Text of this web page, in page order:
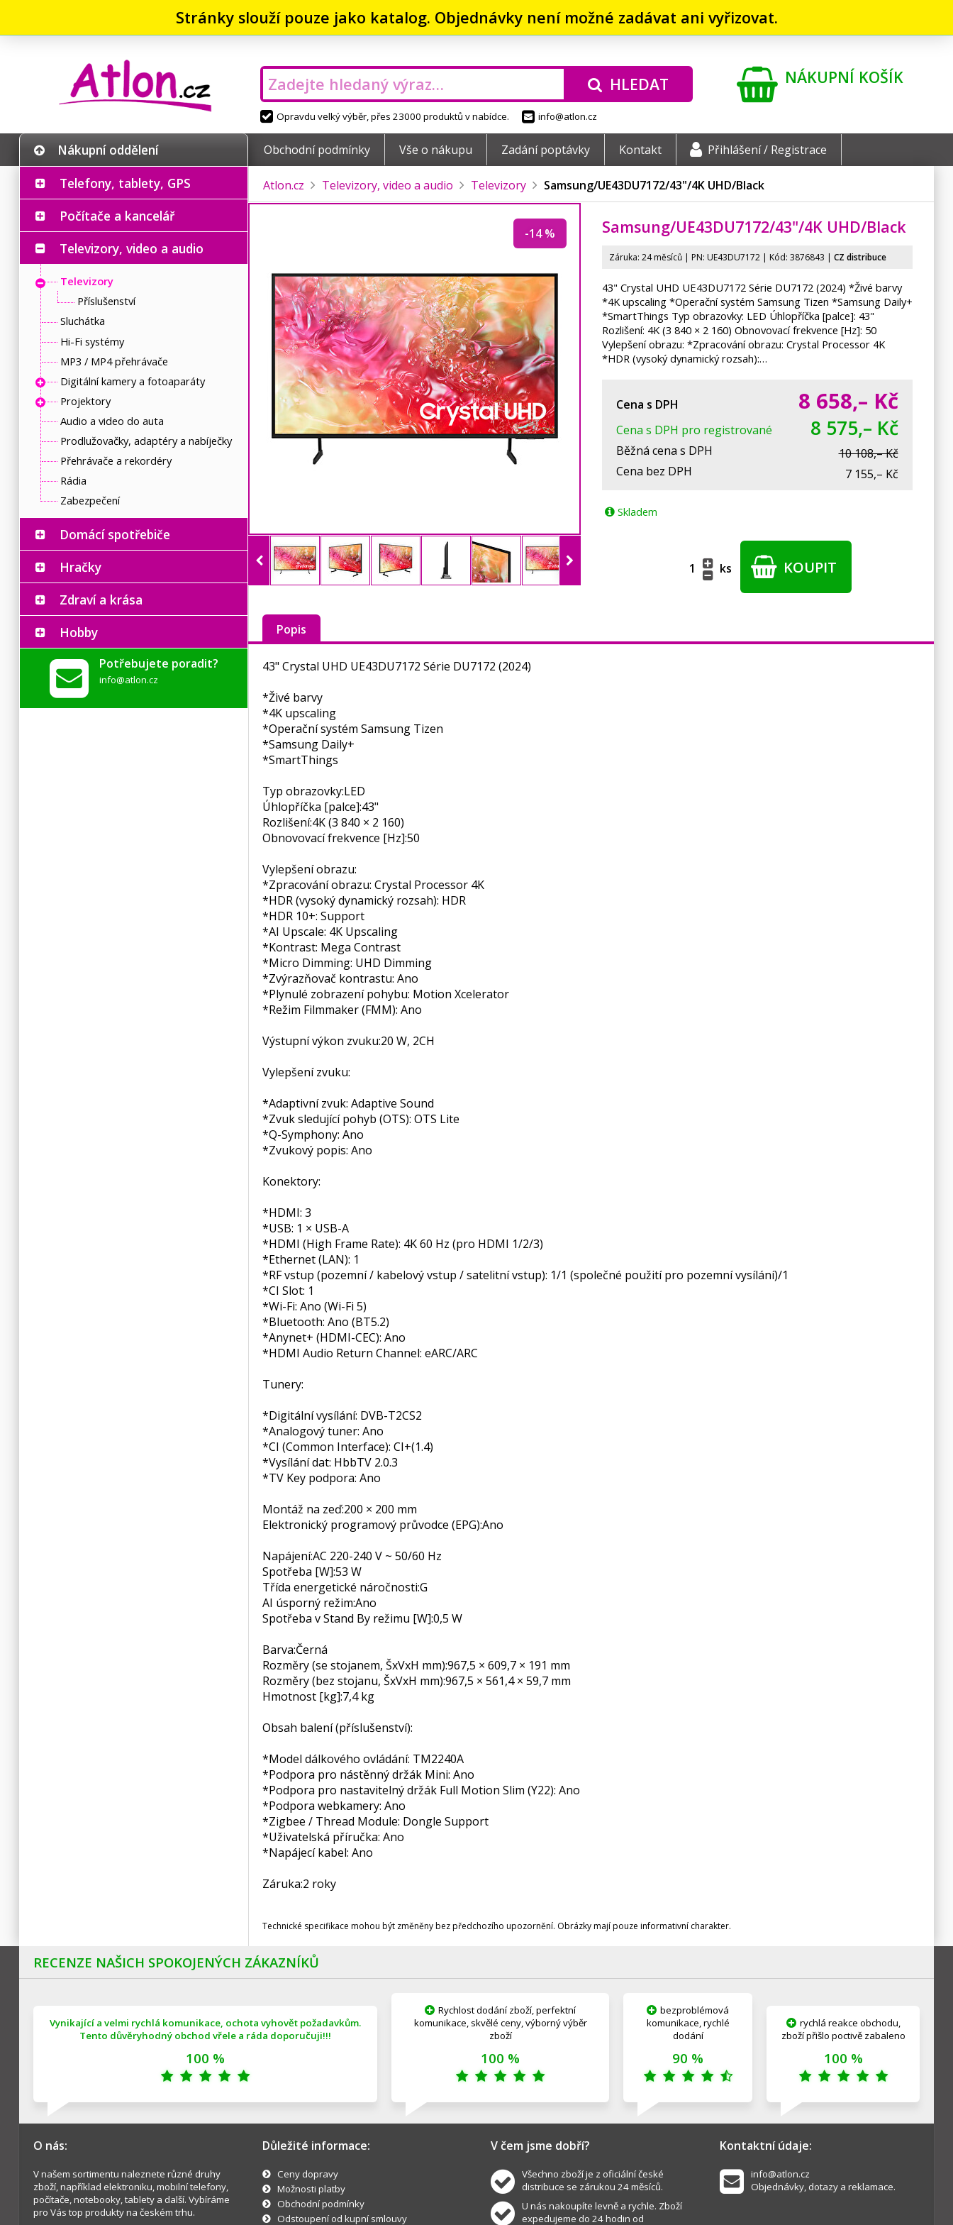
Stránky slouží pouze jako katalog. Objednávky není možné zadávat ani vyřizovat.
HLEDAT
Opravdu velký výběr, přes 23000 produktů v nabídce. info@atlon.cz
NÁKUPNÍ KOŠÍK
Nákupní oddělení Obchodní podmínky Vše o nákupu Zadání poptávky Kontakt Přihlášení / Registrace
Telefony, tablety, GPS
Počítače a kancelář
Televizory, video a audio
Televizory
Příslušenství
Sluchátka
Hi-Fi systémy
MP3 / MP4 přehrávače
Digitální kamery a fotoaparáty
Projektory
Audio a video do auta
Prodlužovačky, adaptéry a nabíječky
Přehrávače a rekordéry
Rádia
Zabezpečení
Domácí spotřebiče
Hračky
Zdraví a krása
Hobby
Potřebujete poradit?
info@atlon.cz
Atlon.cz Televizory, video a audio Televizory Samsung/UE43DU7172/43"/4K UHD/Black
-14 % Samsung/UE43DU7172/43"/4K UHD/Black
Záruka: 24 měsíců | PN: UE43DU7172| Kód: 3876843 | CZ distribuce
43" Crystal UHD UE43DU7172 Série DU7172 (2024) *Živé barvy
*4K upscaling *Operační systém Samsung Tizen *Samsung Daily+
*SmartThings Typ obrazovky: LED Úhlopříčka [palce]: 43"
Rozlišení: 4K (3 840 × 2 160) Obnovovací frekvence [Hz]: 50
Vylepšení obrazu: *Zpracování obrazu: Crystal Processor 4K
*HDR (vysoký dynamický rozsah):…
Cena s DPH 8 658,– Kč
Cena s DPH pro registrované 8 575,– Kč
Běžná cena s DPH
10 108,– Kč
Cena bez DPH
7 155,– Kč
Skladem
ks KOUPIT
Popis
43" Crystal UHD UE43DU7172 Série DU7172 (2024)
*Živé barvy
*4K upscaling
*Operační systém Samsung Tizen
*Samsung Daily+
*SmartThings
Typ obrazovky:LED
Úhlopříčka [palce]:43"
Rozlišení:4K (3 840 × 2 160)
Obnovovací frekvence [Hz]:50
Vylepšení obrazu:
*Zpracování obrazu: Crystal Processor 4K
*HDR (vysoký dynamický rozsah): HDR
*HDR 10+: Support
*AI Upscale: 4K Upscaling
*Kontrast: Mega Contrast
*Micro Dimming: UHD Dimming
*Zvýrazňovač kontrastu: Ano
*Plynulé zobrazení pohybu: Motion Xcelerator
*Režim Filmmaker (FMM): Ano
Výstupní výkon zvuku:20 W, 2CH
Vylepšení zvuku:
*Adaptivní zvuk: Adaptive Sound
*Zvuk sledující pohyb (OTS): OTS Lite
*Q-Symphony: Ano
*Zvukový popis: Ano
Konektory:
*HDMI: 3
*USB: 1 × USB-A
*HDMI (High Frame Rate): 4K 60 Hz (pro HDMI 1/2/3)
*Ethernet (LAN): 1
*RF vstup (pozemní / kabelový vstup / satelitní vstup): 1/1 (společné použití pro pozemní vysílání)/1
*CI Slot: 1
*Wi-Fi: Ano (Wi-Fi 5)
*Bluetooth: Ano (BT5.2)
*Anynet+ (HDMI-CEC): Ano
*HDMI Audio Return Channel: eARC/ARC
Tunery:
*Digitální vysílání: DVB-T2CS2
*Analogový tuner: Ano
*CI (Common Interface): CI+(1.4)
*Vysílání dat: HbbTV 2.0.3
*TV Key podpora: Ano
Montáž na zeď:200 × 200 mm
Elektronický programový průvodce (EPG):Ano
Napájení:AC 220-240 V ~ 50/60 Hz
Spotřeba [W]:53 W
Třída energetické náročnosti:G
AI úsporný režim:Ano
Spotřeba v Stand By režimu [W]:0,5 W
Barva:Černá
Rozměry (se stojanem, ŠxVxH mm):967,5 × 609,7 × 191 mm
Rozměry (bez stojanu, ŠxVxH mm):967,5 × 561,4 × 59,7 mm
Hmotnost [kg]:7,4 kg
Obsah balení (příslušenství):
*Model dálkového ovládání: TM2240A
*Podpora pro nástěnný držák Mini: Ano
*Podpora pro nastavitelný držák Full Motion Slim (Y22): Ano
*Podpora webkamery: Ano
*Zigbee / Thread Module: Dongle Support
*Uživatelská příručka: Ano
*Napájecí kabel: Ano
Záruka:2 roky
Technické specifikace mohou být změněny bez předchozího upozornění. Obrázky mají pouze informativní charakter.
RECENZE NAŠICH SPOKOJENÝCH ZÁKAZNÍKŮ
Vynikající a velmi rychlá komunikace, ochota vyhovět požadavkům.
Tento důvěryhodný obchod vřele a ráda doporučuji!!!
100 %
Rychlost dodání zboží, perfektní
komunikace, skvělé ceny, výborný výběr
zboží
100 %
bezproblémová
komunikace, rychlé
dodání
90 %
rychlá reakce obchodu,
zboží přišlo poctivě zabaleno
100 %
O nás:
V našem sortimentu naleznete různé druhy
zboží, například elektroniku, mobilní telefony,
počítače, notebooky, tablety a další. Vybíráme
pro Vás top produkty na českém trhu.
Důležité informace:
Ceny dopravy
Možnosti platby
Obchodní podmínky
Odstoupení od kupní smlouvy
V čem jsme dobří?
Všechno zboží je z oficiální české
distribuce se zárukou 24 měsíců.
U nás nakoupíte levně a rychle. Zboží
expedujeme do 24 hodin od
Kontaktní údaje:
info@atlon.cz
Objednávky, dotazy a reklamace.